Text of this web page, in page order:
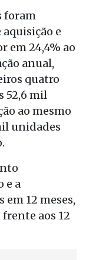
foram
e
em 24,4% ao
anual,
quatro
52,6 mil
ao mesmo
unidades
e a
12 meses,
frente aos 12